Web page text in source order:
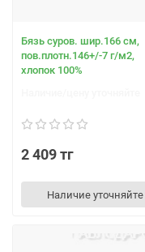
Бязь суров. шир.166 см,
пов.плотн.146+/-7 г/м2,
хлопок 100%
2 409 тг
Наличие уточняйте